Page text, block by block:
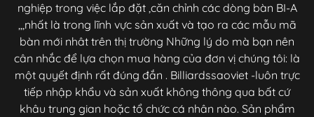
nghiệp trong việc lắp đặt ,căn chỉnh các dòng bàn BI-A
,,,nhất là trong lĩnh vực sản xuất và tạo ra các mẫu mã
bàn mới nhât trên thị trường Những lý do mà bạn nên
cân nhắc để lựa chọn mua hàng của đơn vị chúng tôi: là
một quyết định rất đúng đắn . Billiardssaoviet -luôn trực
tiếp nhập khẩu và sản xuất không thông qua bất cứ
khâu trung gian hoặc tổ chức cá nhân nào. Sản phẩm